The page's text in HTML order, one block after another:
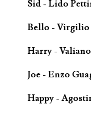
Sid - Lido
Bello -
Harry -
Joe - Enzo
Happy -